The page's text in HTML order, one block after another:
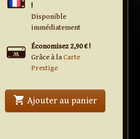
!
Disponible
immédiatement
Économisez 2,90 € !
Grâce à laCarte
Prestige
shopping_cart Ajouter au panier' . Royal